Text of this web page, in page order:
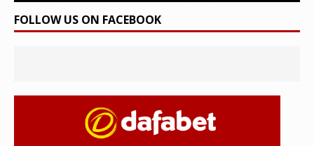
FOLLOW US ON FACEBOOK